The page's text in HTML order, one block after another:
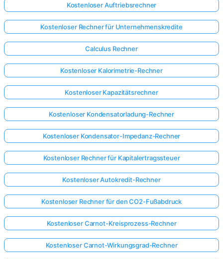
Kostenloser Auftriebsrechner
Kostenloser Rechner für Unternehmenskredite
Calculus Rechner
Kostenloser Kalorimetrie-Rechner
Kostenloser Kapazitätsrechner
Kostenloser Kondensatorladung-Rechner
Kostenloser Kondensator-Impedanz-Rechner
Kostenloser Rechner für Kapitalertragssteuer
Kostenloser Autokredit-Rechner
Kostenloser Rechner für den CO2-Fußabdruck
Kostenloser Carnot-Kreisprozess-Rechner
Kostenloser Carnot-Wirkungsgrad-Rechner